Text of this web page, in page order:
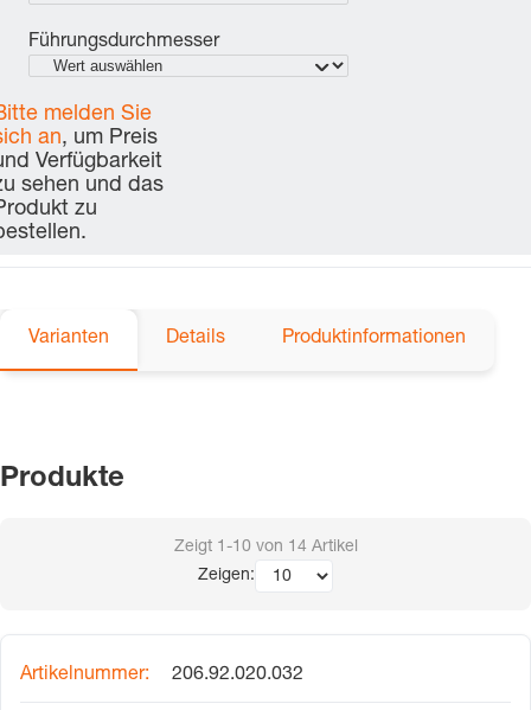
Führungsdurchmesser
melden Sie
an, um Preis
Verfügbarkeit
sehen und das
zu
Varianten Details Produktinformationen
Produkte
Zeigt 1-10 von 14 Artikel
Zeigen:
206.92.020.032